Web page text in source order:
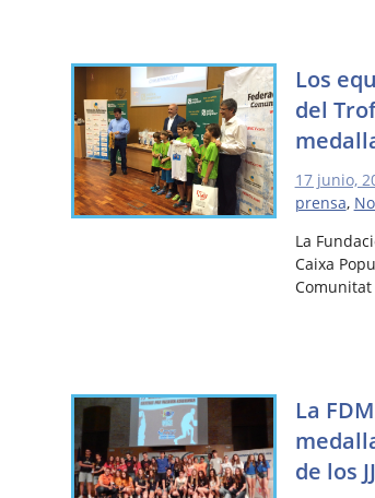
Los
del
17 junio,
prensa,
La
Caixa
La
de los